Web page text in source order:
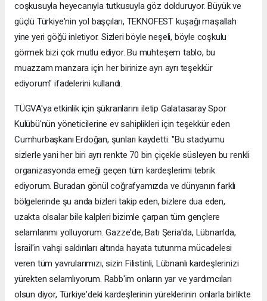
coşkusuyla heyecanıyla tutkusuyla göz dolduruyor. Büyük ve
güçlü Türkiye'nin yol başçıları, TEKNOFEST kuşağı maşallah
yine yeri göğü inletiyor. Sizleri böyle neşeli, böyle coşkulu
görmek bizi çok mutlu ediyor. Bu muhteşem tablo, bu
muazzam manzara için her birinize ayrı ayrı teşekkür
ediyorum" ifadelerini kullandı.
TÜGVA'ya etkinlik için şükranlarını iletip Galatasaray Spor
Kulübü'nün yöneticilerine ev sahiplikleri için teşekkür eden
Cumhurbaşkanı Erdoğan, şunları kaydetti: "Bu stadyumu
sizlerle yani her biri ayrı renkte 70 bin çiçekle süsleyen bu renkli
organizasyonda emeği geçen tüm kardeşlerimi tebrik
ediyorum. Buradan gönül coğrafyamızda ve dünyanın farklı
bölgelerinde şu anda bizleri takip eden, bizlere dua eden,
uzakta olsalar bile kalpleri bizimle çarpan tüm gençlere
selamlarımı yolluyorum. Gazze'de, Batı Şeria'da, Lübnan'da,
İsrail'in vahşi saldırıları altında hayata tutunma mücadelesi
veren tüm yavrularımızı, sizin Filistinli, Lübnanlı kardeşlerinizi
yürekten selamlıyorum. Rabb'im onların yar ve yardımcıları
olsun diyor, Türkiye'deki kardeşlerinin yüreklerinin onlarla birlikte